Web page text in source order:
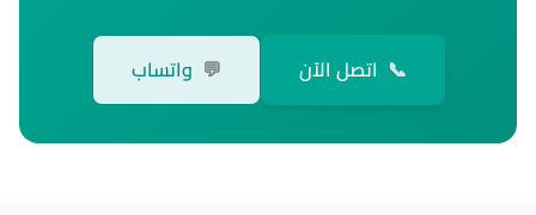
📞 اتصل الآن 💬 واتساب